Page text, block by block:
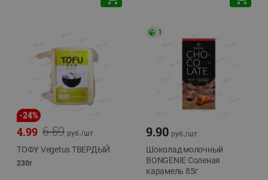
-24%
6.59
4.99 руб./шт
ТОФУ Vegetus ТВЕРДЫЙ
230г
1
9.90 руб./шт
Шоколад молочный
BONGENIE Соленая
карамель 85г